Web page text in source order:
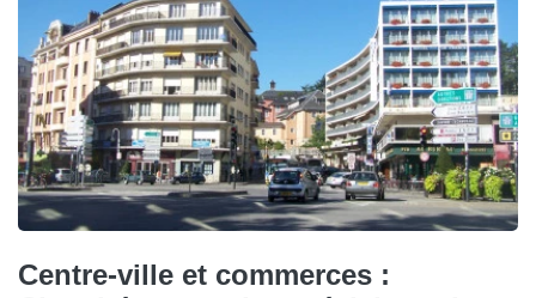
Centre-ville et commerces :